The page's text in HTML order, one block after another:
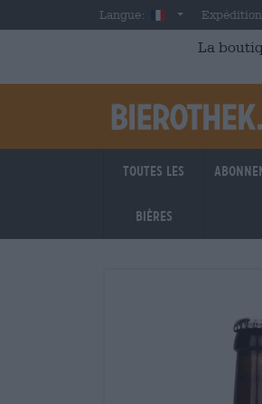
Skip to main contentLangue: French
La
Toutes les
bières